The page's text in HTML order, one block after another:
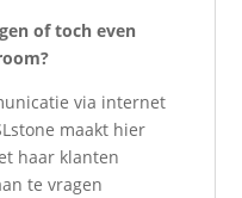
of toch even
via internet
maakt hier
haar klanten
te vragen